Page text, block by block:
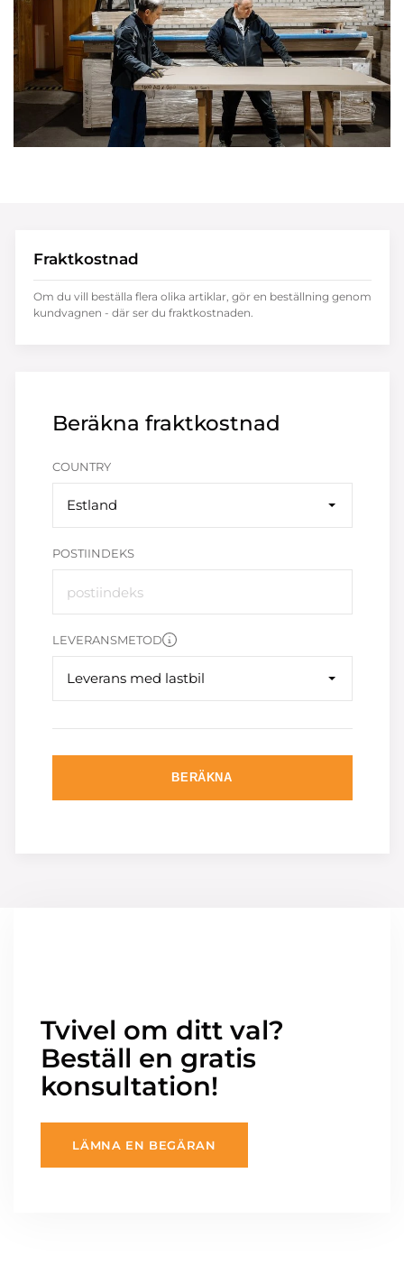
Beräkna fraktkostnad
COUNTRY
Estland
POSTIINDEKS
LEVERANSMETOD
Leverans med lastbil
BERÄKNA
Fraktkostnad
Om du vill beställa flera olika artiklar, gör en beställning genom
kundvagnen - där ser du fraktkostnaden.
Tvivel om ditt val?
Beställ en gratis
konsultation!
LÄMNA EN BEGÄRAN